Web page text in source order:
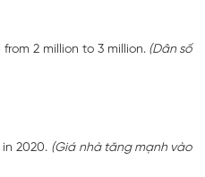
2 million to 3 million. (Dân số
2020. (Giá nhà tăng mạnh vào